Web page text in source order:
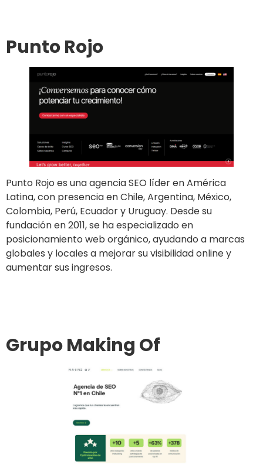
Punto Rojo
Punto Rojo es una agencia SEO líder en América
Latina, con presencia en Chile, Argentina, México,
Colombia, Perú, Ecuador y Uruguay. Desde su
fundación en 2011, se ha especializado en
posicionamiento web orgánico, ayudando a marcas
globales y locales a mejorar su visibilidad online y
aumentar sus ingresos.
Grupo Making Of